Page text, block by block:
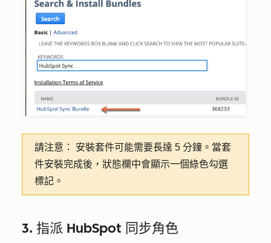
請注意： 安裝套件可能需要長達 5 分鐘。當套
件安裝完成後，狀態欄中會顯示一個綠色勾選
標記。
3. 指派 HubSpot 同步角色